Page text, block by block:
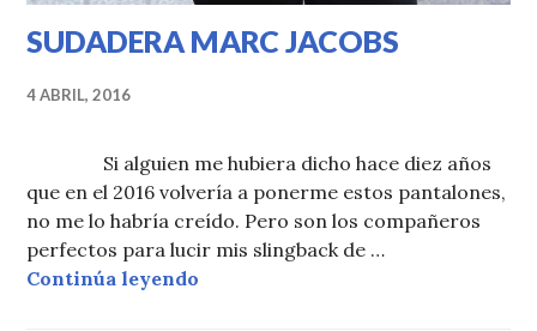
SUDADERA MARC JACOBS
4 ABRIL, 2016
Si alguien me hubiera dicho hace diez años
que en el 2016 volvería a ponerme estos pantalones,
no me lo habría creído. Pero son los compañeros
perfectos para lucir mis slingback de …
Continúa leyendo